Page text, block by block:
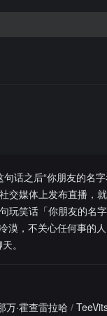
话之后“你朋友的名
交媒体上发布直播，
玩笑话「你朋友的名
，不关心任何事的
。
万·霍查雷拉哈 /